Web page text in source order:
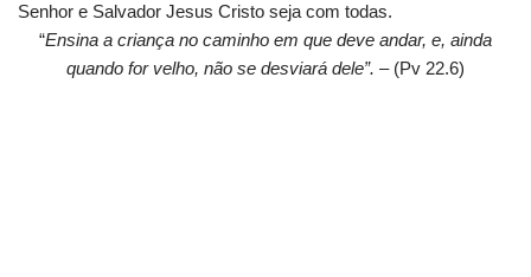
Senhor e Salvador Jesus Cristo seja com todas.
“Ensina a criança no caminho em que deve andar, e, ainda
quando for velho, não se desviará dele”. – (Pv 22.6)